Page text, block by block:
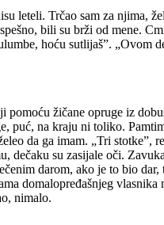
leteli. Trčao sam za njima,
bili su brži od mene.
hoću sutlijaš”.
žičane opruge iz
puć, na kraju ni toliko.
da ga imam. „Tri
dečaku su zasijale oči.
darom, ako je to bio
domalopređašnjeg
nimalo.